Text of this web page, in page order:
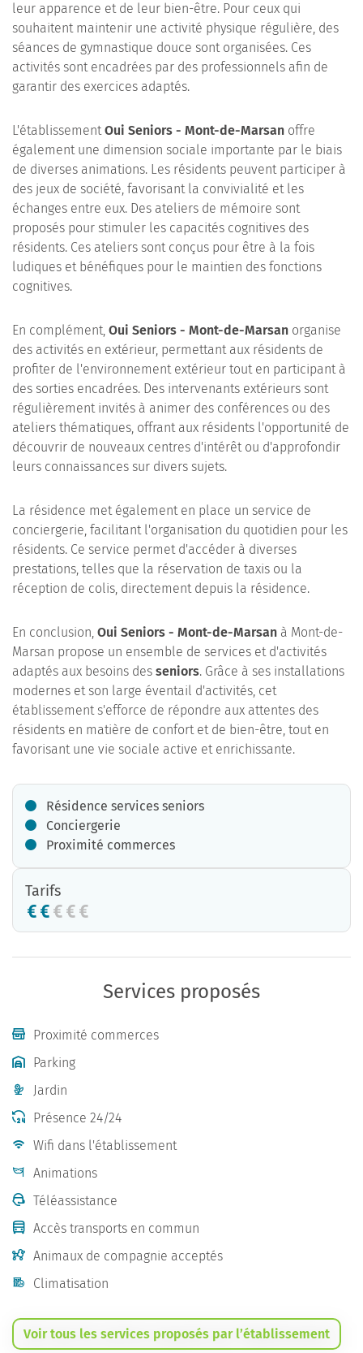
leur apparence et de leur bien-être. Pour ceux qui
souhaitent maintenir une activité physique régulière, des
séances de gymnastique douce sont organisées. Ces
activités sont encadrées par des professionnels afin de
garantir des exercices adaptés.
L'établissementOui Seniors - Mont-de-Marsan offre
également une dimension sociale importante par le biais
de diverses animations. Les résidents peuvent participer à
des jeux de société, favorisant la convivialité et les
échanges entre eux. Des ateliers de mémoire sont
proposés pour stimuler les capacités cognitives des
résidents. Ces ateliers sont conçus pour être à la fois
ludiques et bénéfiques pour le maintien des fonctions
cognitives.
En complément, Oui Seniors - Mont-de-Marsan organise
des activités en extérieur, permettant aux résidents de
profiter de l'environnement extérieur tout en participant à
des sorties encadrées. Des intervenants extérieurs sont
régulièrement invités à animer des conférences ou des
ateliers thématiques, offrant aux résidents l'opportunité de
découvrir de nouveaux centres d'intérêt ou d'approfondir
leurs connaissances sur divers sujets.
La résidence met également en place un service de
conciergerie, facilitant l'organisation du quotidien pour les
résidents. Ce service permet d'accéder à diverses
prestations, telles que la réservation de taxis ou la
réception de colis, directement depuis la résidence.
En conclusion, Oui Seniors - Mont-de-Marsan à Mont-de-
Marsan propose un ensemble de services et d'activités
adaptés aux besoins des seniors. Grâce à ses installations
modernes et son large éventail d'activités, cet
établissement s'efforce de répondre aux attentes des
résidents en matière de confort et de bien-être, tout en
favorisant une vie sociale active et enrichissante.
Résidence services seniors
Conciergerie
Proximité commerces
Tarifs
Services proposés
Proximité commerces
Parking
Jardin
Présence 24/24
Wifi dans l'établissement
Animations
Téléassistance
Accès transports en commun
Animaux de compagnie acceptés
Climatisation
Voir tous les services proposés par l’établissement